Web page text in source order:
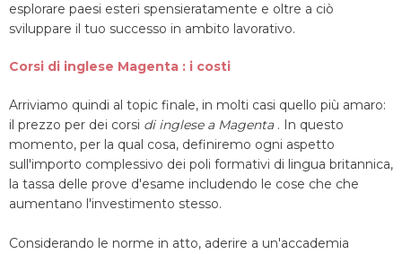
esplorare paesi esteri spensieratamente e oltre a ciò
sviluppare il tuo successo in ambito lavorativo.
Corsi di inglese Magenta : i costi
Arriviamo quindi al topic finale, in molti casi quello più amaro:
il prezzo per dei corsi di inglese a Magenta . In questo
momento, per la qual cosa, definiremo ogni aspetto
sull'importo complessivo dei poli formativi di lingua britannica,
la tassa delle prove d'esame includendo le cose che che
aumentano l'investimento stesso.
Considerando le norme in atto, aderire a un'accademia